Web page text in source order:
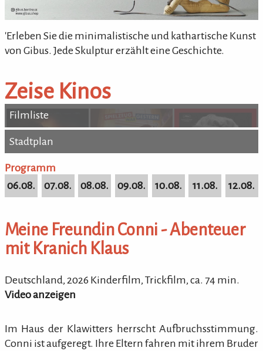
'Erleben Sie die minimalistische und kathartische Kunst
von Gibus. Jede Skulptur erzählt eine Geschichte.
Zeise Kinos
Filmliste
Stadtplan
Stadtplan
Programm
06.08.
07.08. 08.08. 09.08. 10.08. 11.08. 12.08.
Meine Freundin Conni - Abenteuer
mit Kranich Klaus
Deutschland, 2026 Kinderfilm, Trickfilm, ca. 74 min.
Video anzeigen
Im Haus der Klawitters herrscht Aufbruchsstimmung.
Conni ist aufgeregt. Ihre Eltern fahren mit ihrem Bruder